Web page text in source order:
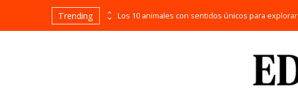
Trending Bosnia y Herzegovina: cómo reducir fragmentación económica y aumentar inversión